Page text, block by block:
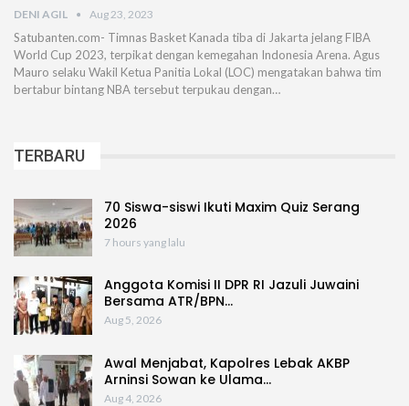
DENI AGIL Aug 23, 2023
Satubanten.com- Timnas Basket Kanada tiba di Jakarta jelang FIBA
World Cup 2023, terpikat dengan kemegahan Indonesia Arena. Agus
Mauro selaku Wakil Ketua Panitia Lokal (LOC) mengatakan bahwa tim
bertabur bintang NBA tersebut terpukau dengan…
TERBARU
70 Siswa-siswi Ikuti Maxim Quiz Serang
2026
7 hours yang lalu
Anggota Komisi II DPR RI Jazuli Juwaini
Bersama ATR/BPN…
Aug 5, 2026
Awal Menjabat, Kapolres Lebak AKBP
Arninsi Sowan ke Ulama…
Aug 4, 2026